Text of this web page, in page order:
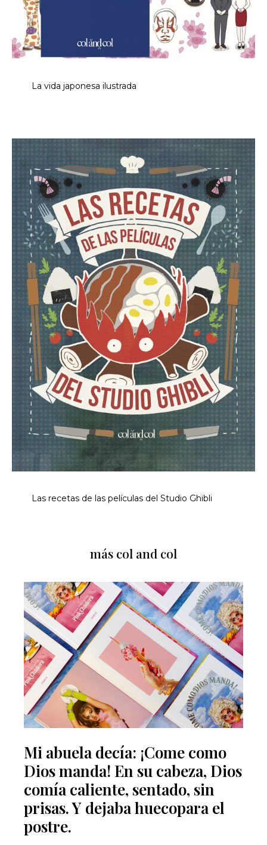
La vida japonesa ilustrada
Las recetas de las películas del Studio Ghibli
más col and col
Mi abuela decía: ¡Come como
Dios manda! En su cabeza, Dios
comía caliente, sentado, sin
prisas. Y dejaba huecopara el
postre.